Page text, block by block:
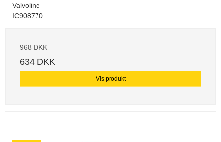
Valvoline
IC908770
968 DKK
634 DKK
Vis produkt